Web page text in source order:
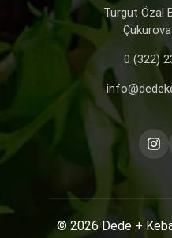
Turgut Özal
0 (322)
© 2026 Dede +